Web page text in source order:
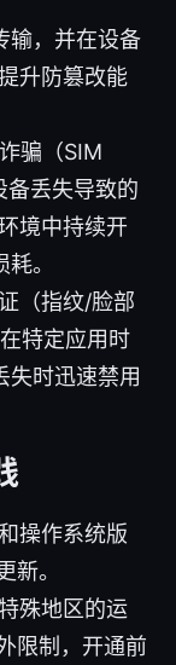
输，并在设备
升防篡改能
骗（SIM
丢失导致的
境中持续开
。
（指纹/脸部
特定应用时
失时迅速禁用
操作系统版
新。
殊地区的运
限制，开通前